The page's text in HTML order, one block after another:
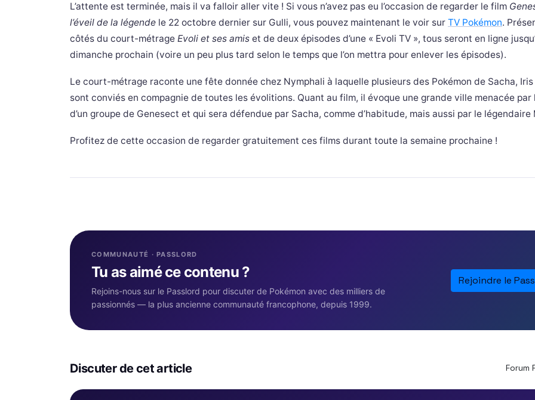
L’attente est terminée, mais il va falloir aller vite ! Si vous n’avez pas eu l’occasion de regarder le film
l’éveil de la légende le 22 octobre dernier sur Gulli, vous pouvez maintenant le voir sur TV Pokémon.
côtés du court-métrage Evoli et ses amis et de deux épisodes d’une « Evoli TV », tous seront en ligne
dimanche prochain (voire un peu plus tard selon le temps que l’on mettra pour enlever les épisodes).
Le court-métrage raconte une fête donnée chez Nymphali à laquelle plusieurs des Pokémon de Sacha,
sont conviés en compagnie de toutes les évolitions. Quant au film, il évoque une grande ville menacée par
d’un groupe de Genesect et qui sera défendue par Sacha, comme d’habitude, mais aussi par le
Profitez de cette occasion de regarder gratuitement ces films durant toute la semaine prochaine !
COMMUNAUTÉ · PASSLORD
Tu as aimé ce contenu ?
Rejoins-nous sur le Passlord pour discuter de Pokémon avec des milliers de
passionnés — la plus ancienne communauté francophone, depuis 1999.
Rejoindre le
Discuter de cet article Forum